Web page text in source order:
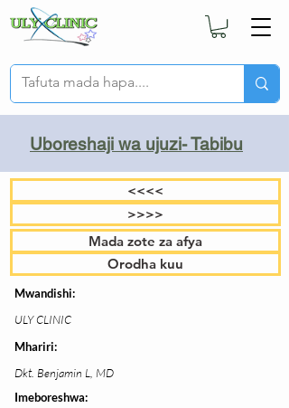
Uboreshaji wa ujuzi- Tabibu
<<<<
>>>>
Mada zote za afya
Orodha kuu
Mwandishi:
ULY CLINIC
Mhariri:
Dkt. Benjamin L, MD
Imeboreshwa: